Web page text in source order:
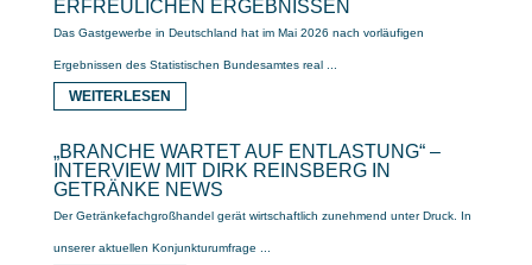
ERFREULICHEN ERGEBNISSEN
Das Gastgewerbe in Deutschland hat im Mai 2026 nach vorläufigen
Ergebnissen des Statistischen Bundesamtes real ...
WEITERLESEN
„BRANCHE WARTET AUF ENTLASTUNG“ –
INTERVIEW MIT DIRK REINSBERG IN
GETRÄNKE NEWS
Der Getränkefachgroßhandel gerät wirtschaftlich zunehmend unter Druck. In
unserer aktuellen Konjunkturumfrage ...